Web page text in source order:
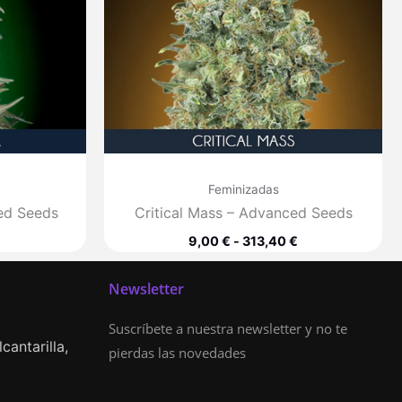
Seeds
Feminizadas
Critical Mass – Advanced Seeds
9,00€ - 313,40€
Newsletter
Suscríbete a nuestra newsletter y no te
pierdas las novedades